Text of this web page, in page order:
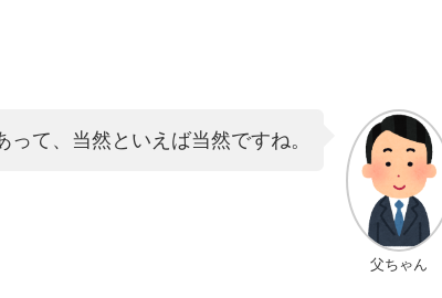
父ちゃん
って、当然といえば当然ですね。